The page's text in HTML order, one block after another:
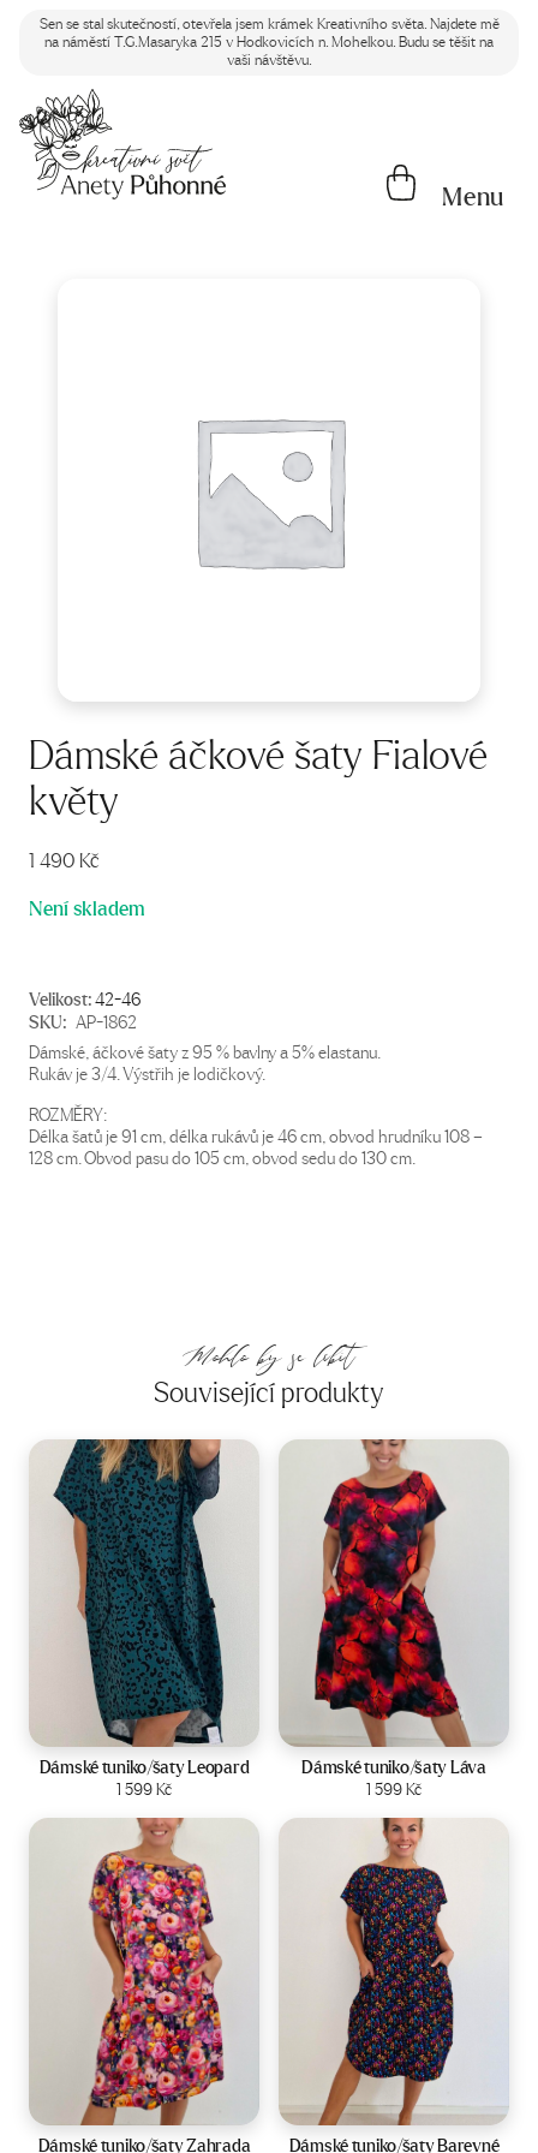
Sen se stal skutečností, otevřela jsem krámek Kreativního světa. Najdete mě
na náměstí T.G.Masaryka 215 v Hodkovicích n. Mohelkou. Budu se těšit na
vaši návštěvu.
Menu
Dámské áčkové šaty Fialové
květy
1 490 Kč
Není skladem
Velikost:42-46
SKU: AP-1862
Dámské, áčkové šaty z 95 % bavlny a 5% elastanu.
Rukáv je 3/4. Výstřih je lodičkový.
ROZMĚRY:
Délka šatů je 91 cm, délka rukávů je 46 cm, obvod hrudníku 108 –
128 cm. Obvod pasu do 105 cm, obvod sedu do 130 cm.
Mohlo by se líbit
Související produkty
Velikost:44-50
Dámské tuniko/šaty Leopard
1 599Kč
Zobrazit produkt
Velikost: 44-50
Dámské tuniko/šaty Láva
1 599Kč
Zobrazit produkt
Velikost:44-50
Dámské tuniko/šaty Zahrada
Velikost:44-50
Dámské tuniko/šaty Barevné